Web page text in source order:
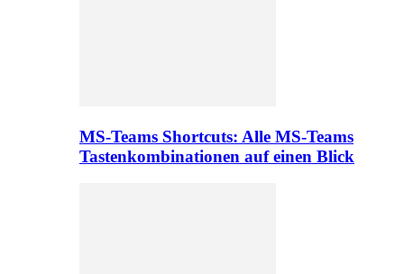
MS-Teams Shortcuts: Alle MS-Teams
Tastenkombinationen auf einen Blick